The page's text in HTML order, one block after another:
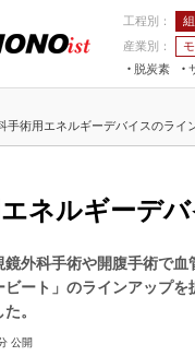
工程別：
産業別：
脱炭素
つながる工場AI×設備保全
手術用エネルギーデバイスのライ
ネルギーデ
鏡外科手術や開腹手術で
ート」のラインアップ
。
公開